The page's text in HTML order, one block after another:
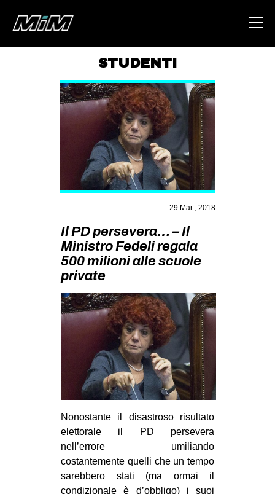
ABOUT
AREA
DEGENERAZIONE
GAZA FREESTYLE
CSOA LAMBRETTA
STUDENTI TSUNAMI
ZAM
MOBILITAZIONI
SPAZI
SPORT POPOLARE
MOVIMENTI
AMBIENTE
ANTIFASCISMO
DIRITTO ALL’ABITARE
MIGRAZIONI
STUDENTI
29 Mar , 2018
Il PD persevera… – Il
Ministro Fedeli regala
500 milioni alle scuole
private
Nonostante il disastroso risultato
elettorale il PD persevera
nell’errore umiliando
costantemente quelli che un tempo
sarebbero stati (ma ormai il
condizionale è d’obbligo) i suoi